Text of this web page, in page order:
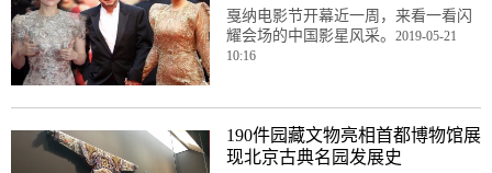
戛纳电影节开幕近一周，来看一看闪
耀会场的中国影星风采。 2019-05-21
10:16
190件园藏文物亮相首都博物馆展
现北京古典名园发展史